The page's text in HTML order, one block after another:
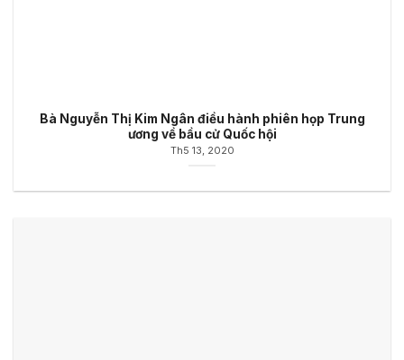
Bà Nguyễn Thị Kim Ngân điều hành phiên họp Trung
ương về bầu cử Quốc hội
Th5 13, 2020